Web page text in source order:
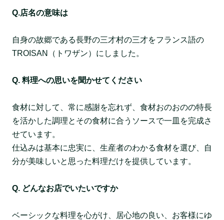
Q.店名の意味は
自身の故郷である長野の三才村の三才をフランス語の
TROISAN（トワザン）にしました。
Q. 料理への思いを聞かせてください
食材に対して、常に感謝を忘れず、食材おのおのの特長
を活かした調理とその食材に合うソースで一皿を完成さ
せています。
仕込みは基本に忠実に、生産者のわかる食材を選び、自
分が美味しいと思った料理だけを提供しています。
Q. どんなお店でいたいですか
ベーシックな料理を心がけ、居心地の良い、お客様にゆ